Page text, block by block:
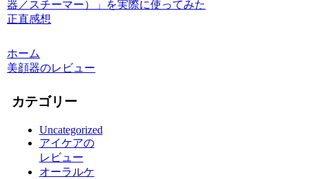
器／スチーマー）」を実際に使ってみた
正直感想
ホーム
美顔器のレビュー
カテゴリー
Uncategorized
アイケアの
レビュー
オーラルケ